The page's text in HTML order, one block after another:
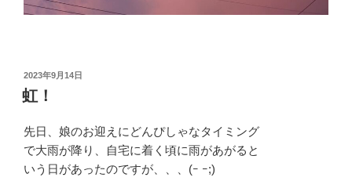
投
稿
日:
2023年9月14日
虹！
先日、娘のお迎えにどんぴしゃなタイミング
で大雨が降り、自宅に着く頃に雨があがると
いう日があったのですが、、、(ｰ ｰ;)